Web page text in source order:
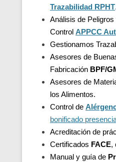
Trazabilidad RPHT.
Análisis de
Control APPCC
Gestionamos
Asesores de
Fabricación BPF/
Asesores de
los Alimentos.
Control de
bonificado
Acreditación de
Certificados FACE,
Manual y guía de